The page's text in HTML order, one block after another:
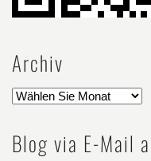
Archiv
Blog via E-Mail